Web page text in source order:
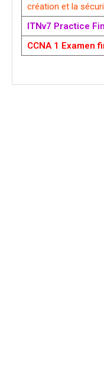
création et la
ITNv7 Practice
CCNA 1 Examen